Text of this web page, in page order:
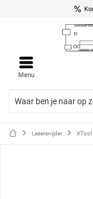
Menu
Lasersnijder XTool